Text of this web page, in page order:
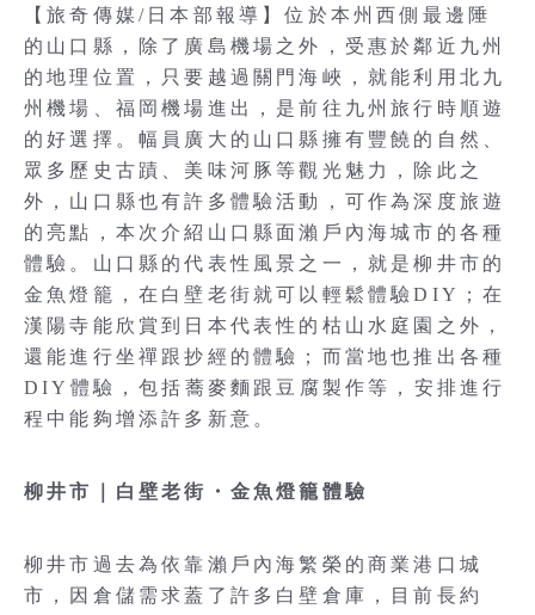
【旅奇傳媒/日本部報導】位於本州西側最邊陲
的山口縣，除了廣島機場之外，受惠於鄰近九州
的地理位置，只要越過關門海峽，就能利用北九
州機場、福岡機場進出，是前往九州旅行時順遊
的好選擇。幅員廣大的山口縣擁有豐饒的自然、
眾多歷史古蹟、美味河豚等觀光魅力，除此之
外，山口縣也有許多體驗活動，可作為深度旅遊
的亮點，本次介紹山口縣面瀨戶內海城市的各種
體驗。山口縣的代表性風景之一，就是柳井市的
金魚燈籠，在白壁老街就可以輕鬆體驗DIY；在
漢陽寺能欣賞到日本代表性的枯山水庭園之外，
還能進行坐禪跟抄經的體驗；而當地也推出各種
DIY體驗，包括蕎麥麵跟豆腐製作等，安排進行
程中能夠增添許多新意。
柳井市｜白壁老街・金魚燈籠體驗
柳井市過去為依靠瀨戶內海繁榮的商業港口城
市，因倉儲需求蓋了許多白壁倉庫，目前長約